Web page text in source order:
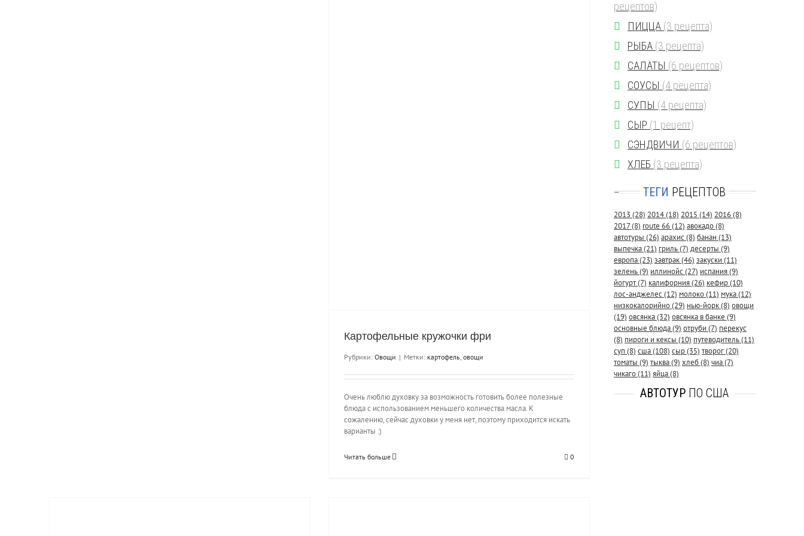
Картофельные кружочки фри
Рубрики: Овощи | Метки: картофель, овощи
Очень люблю духовку за возможность готовить более полезные
блюда с использованием меньшего количества масла. К
сожалению, сейчас духовки у меня нет, поэтому приходится искать
варианты :)
Читать больше 0
рецептов)
ПИЦЦА (3 рецепта)
РЫБА (3 рецепта)
САЛАТЫ (6 рецептов)
СОУСЫ (4 рецепта)
СУПЫ (4 рецепта)
СЫР (1 рецепт)
СЭНДВИЧИ (6 рецептов)
ХЛЕБ (3 рецепта)
ТЕГИ РЕЦЕПТОВ
—
2013 (28) 2014(18) 2015 (14) 2016(8)
2017(8) route 66(12) авокадо(8)
автотуры (26) арахис(8) банан (13)
выпечка(21) гриль(7) десерты (9)
европа(23) завтрак(46) закуски (11)
зелень(9) иллинойс(27) испания(9)
йогурт(7) калифорния(26) кефир(10)
лос-анджелес(12) молоко(11) мука(12)
низкокалорийно(29) нью-йорк(8) овощи
(19) овсянка(32) овсянка в банке (9)
основные блюда(9) отруби (7) перекус
(8) пироги и кексы (10) путеводитель(11)
суп (8) сша(108) сыр(35) творог(20)
томаты (9) тыква(9) хлеб(8) чиа(7)
чикаго(11) яйца(8)
АВТОТУР ПО США